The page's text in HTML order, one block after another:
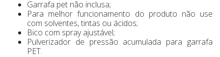
Garrafa pet não inclusa;
Para melhor funcionamento do produto não use
com solventes, tintas ou ácidos;
Bico com spray ajustável;
Pulverizador de pressão acumulada para garrafa
PET.